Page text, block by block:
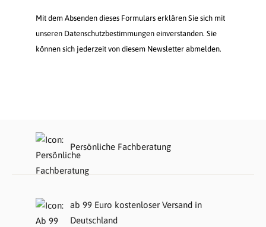
Mit dem Absenden dieses Formulars erklären Sie sich mit
unseren Datenschutzbestimmungen einverstanden. Sie
können sich jederzeit von diesem Newsletter abmelden.
Persönliche Fachberatung
ab 99 Euro kostenloser Versand in
Deutschland